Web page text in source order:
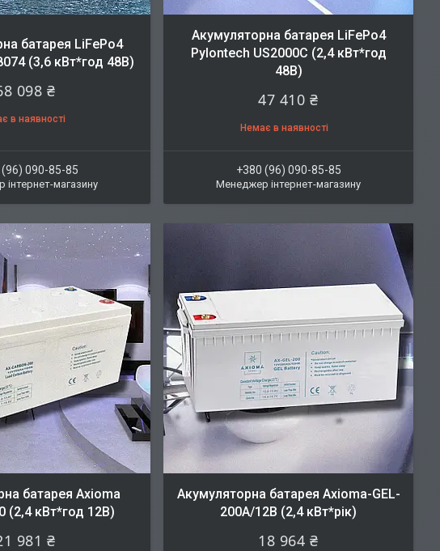
батарея LiFePo4
(3,6 кВт*год 48В)
098 ₴
в наявності
(96) 090-85-85
магазину
Акумуляторна батарея LiFePo4
Pylontech US2000С (2,4 кВт*год
48В)
47 410 ₴
Немає в наявності
+380 (96) 090-85-85
Менеджер інтернет-магазину
батарея Axioma
(2,4 кВт*год 12В)
981 ₴
Акумуляторна батарея Axioma-GEL-
200A/12В (2,4 кВт*рік)
18 964 ₴